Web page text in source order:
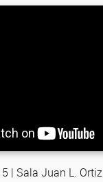
| Sala Juan L. Ortiz